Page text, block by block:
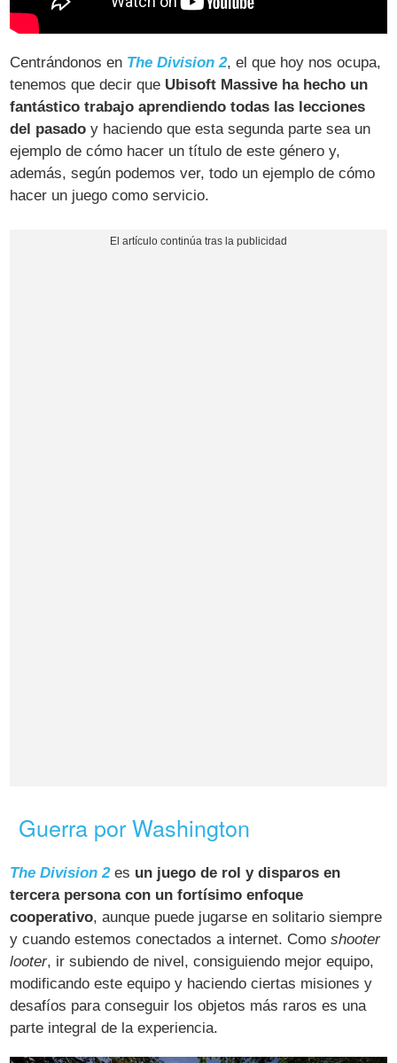
Centrándonos en The Division 2, el que hoy nos ocupa,
tenemos que decir que Ubisoft Massive ha hecho un
fantástico trabajo aprendiendo todas las lecciones
del pasado y haciendo que esta segunda parte sea un
ejemplo de cómo hacer un título de este género y,
además, según podemos ver, todo un ejemplo de cómo
hacer un juego como servicio.
Guerra por Washington
The Division 2es un juego de rol y disparos en
tercera persona con un fortísimo enfoque
cooperativo, aunque puede jugarse en solitario siempre
y cuando estemos conectados a internet. Comoshooter
looter, ir subiendo de nivel, consiguiendo mejor equipo,
modificando este equipo y haciendo ciertas misiones y
desafíos para conseguir los objetos más raros es una
parte integral de la experiencia.